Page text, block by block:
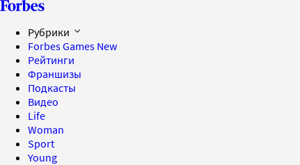
Рубрики
Forbes Games New
Рейтинги
Франшизы
Подкасты
Видео
Life
Woman
Sport
Young